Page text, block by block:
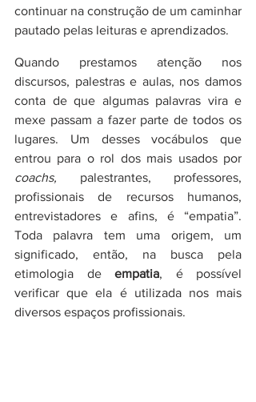
continuar na construção de um caminhar
pautado pelas leituras e aprendizados.
Quando prestamos atenção nos
discursos, palestras e aulas, nos damos
conta de que algumas palavras vira e
mexe passam a fazer parte de todos os
lugares. Um desses vocábulos que
coachs, palestrantes, professores,
profissionais de recursos humanos,
entrevistadores e afins, é “empatia”.
Toda palavra tem uma origem, um
significado, então, na busca pela
etimologia de empatia, é possível
verificar que ela é utilizada nos mais
diversos espaços profissionais.